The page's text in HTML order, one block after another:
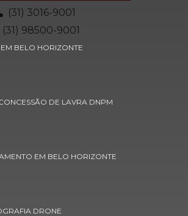
BELO HORIZONTE
DE LAVRA DNPM
EM BELO HORIZONTE
DRONE
rural custo em minas
rural empresa
rural preço
(31) 3016-9001
(31) 98500-9001